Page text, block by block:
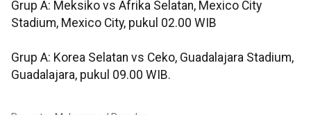
Grup A: Meksiko vs Afrika Selatan, Mexico City
Stadium, Mexico City, pukul 02.00 WIB
Grup A: Korea Selatan vs Ceko, Guadalajara Stadium,
Guadalajara, pukul 09.00 WIB.